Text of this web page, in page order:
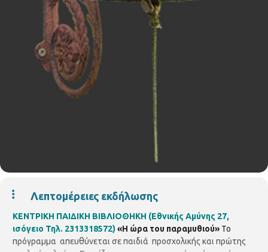
Λεπτομέρειες εκδήλωσης
ΚΕΝΤΡΙΚΗ ΠΑΙΔΙΚΗ ΒΙΒΛΙΟΘΗΚΗ (Εθνικής Αμύνης 27,
ισόγειο Τηλ. 2313318572)«Η ώρα του παραμυθιού» Το
πρόγραμμα απευθύνεται σε παιδιά προσχολικής και πρώτης